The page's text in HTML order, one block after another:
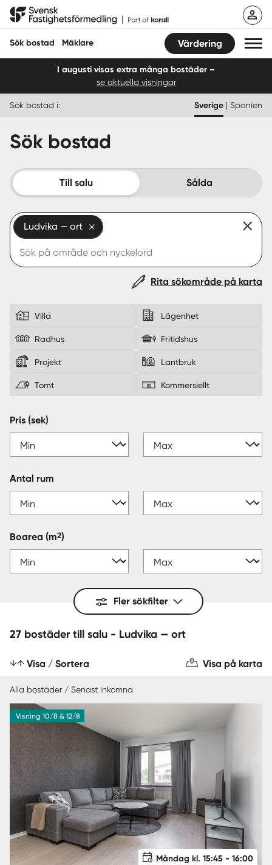
Hoppa
Svensk Fastighetsförmedling
Sök bostad Mäklare Värdering
Sälja
Köpa
Start
Logga in
I augusti visas extra många bostäder –
se aktuella visningar
Sök bostad i: Sverige | Spanien
Sök bostad
Till salu Sålda
Ludvika — ort
Rita sökområde på karta
Villa Lägenhet
Radhus Fritidshus
Projekt Lantbruk
Tomt Kommersiellt
Pris (sek)
Antal rum
Boarea (m2)
Fler sökfilter
27 bostäder till salu - Ludvika — ort
Visa / Sortera Visa på karta
Alla bostäder / Senast inkomna
Visning 10/8 & 12/8
Måndag kl. 15:45 - 16:00